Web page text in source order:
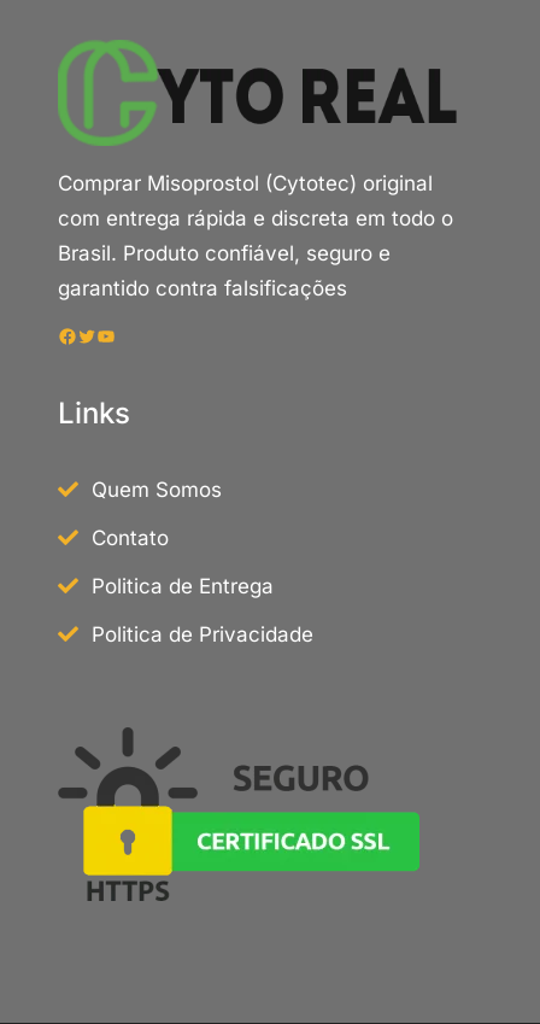
Comprar Misoprostol (Cytotec) original
com entrega rápida e discreta em todo o
Brasil. Produto confiável, seguro e
garantido contra falsificações
Facebook Twitter Youtube
Links
Quem Somos
Contato
Politica de Entrega
Politica de Privacidade